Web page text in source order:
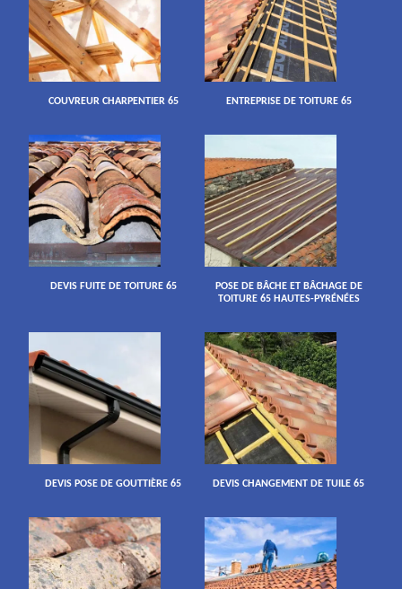
COUVREUR CHARPENTIER 65 ENTREPRISE DE TOITURE 65
DEVIS FUITE DE TOITURE 65
POSE DE BÂCHE ET BÂCHAGE DE
TOITURE 65 HAUTES-PYRÉNÉES
DEVIS POSE DE GOUTTIÈRE 65 DEVIS CHANGEMENT DE TUILE 65